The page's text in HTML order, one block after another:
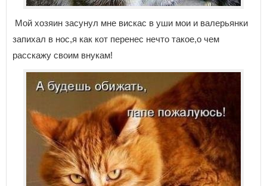
Мой хозяин засунул мне вискас в уши мои и валерьянки
запихал в нос,я как кот перенес нечто такое,о чем
расскажу своим внукам!